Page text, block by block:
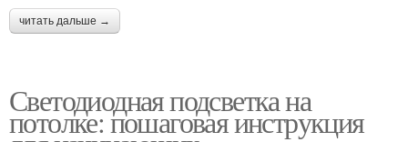
читать дальше →
Светодиодная подсветка на
потолке: пошаговая инструкция